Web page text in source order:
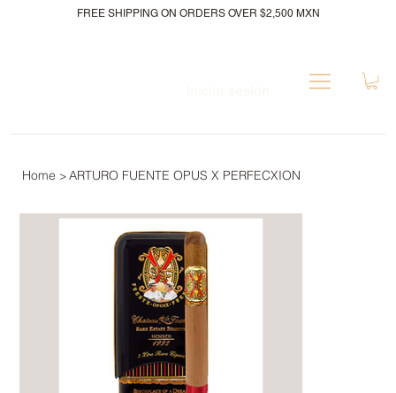
FREE SHIPPING ON ORDERS OVER $2,500 MXN
Home > ARTURO FUENTE OPUS X PERFECXION